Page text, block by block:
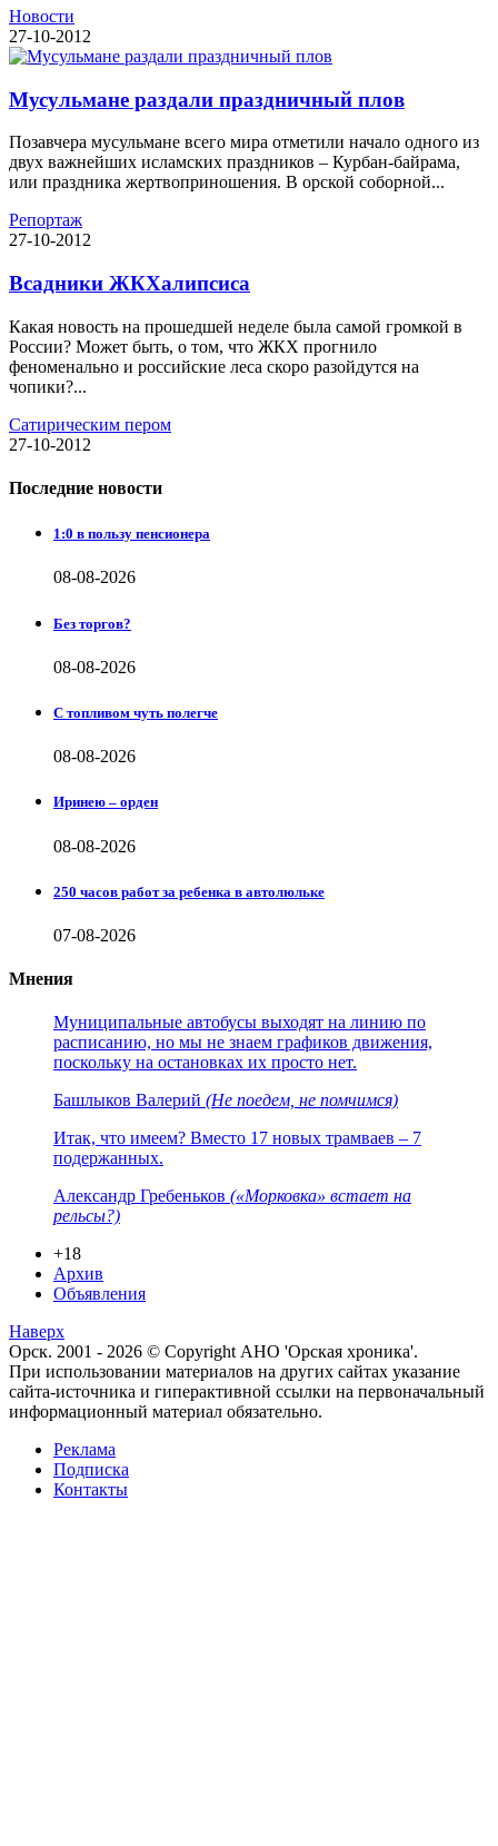
Новости
27-10-2012
Мусульмане раздали праздничный плов
Позавчера мусульмане всего мира отметили начало одного из
двух важнейших исламских праздников – Курбан-байрама,
или праздника жертвоприношения. В орской соборной...
Репортаж
27-10-2012
Всадники ЖКХалипсиса
Какая новость на прошедшей неделе была самой громкой в
России? Может быть, о том, что ЖКХ прогнило
феноменально и российские леса скоро разойдутся на
чопики?...
Сатирическим пером
27-10-2012
Последние новости
1:0 в пользу пенсионера
08-08-2026
Без торгов?
08-08-2026
С топливом чуть полегче
08-08-2026
Иринею – орден
08-08-2026
250 часов работ за ребенка в автолюльке
07-08-2026
Мнения
Муниципальные автобусы выходят на линию по
расписанию, но мы не знаем графиков движения,
поскольку на остановках их просто нет.
Башлыков Валерий (Не поедем, не помчимся)
Итак, что имеем? Вместо 17 новых трамваев – 7
подержанных.
Александр Гребеньков («Морковка» встает на
рельсы?)
+18
Архив
Объявления
Наверх
Орск. 2001 - 2026 © Copyright АНО 'Орская хроника'.
При использовании материалов на других сайтах указание
сайта-источника и гиперактивной ссылки на первоначальный
информационный материал обязательно.
Реклама
Подписка
Контакты